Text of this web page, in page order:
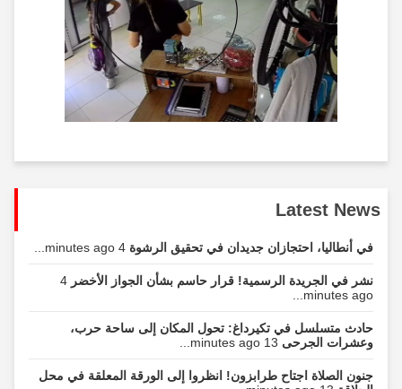
Latest News
في أنطاليا، احتجازان جديدان في تحقيق الرشوة4 minutes ago...
نشر في الجريدة الرسمية! قرار حاسم بشأن الجواز الأخضر4
minutes ago...
حادث متسلسل في تكيرداغ: تحول المكان إلى ساحة حرب،
وعشرات الجرحى13 minutes ago...
جنون الصلاة اجتاح طرابزون! انظروا إلى الورقة المعلقة في محل